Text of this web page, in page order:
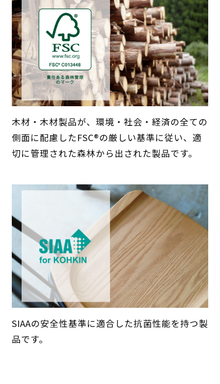
木材・木材製品が、環境・社会・経済の全ての
側面に配慮したFSC®の厳しい基準に従い、適
切に管理された森林から出された製品です。
SIAAの安全性基準に適合した抗菌性能を持つ製
品です。